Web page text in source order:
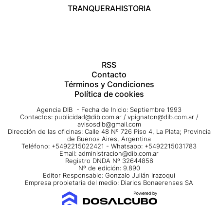
TRANQUERAHISTORIA
RSS
Contacto
Términos y Condiciones
Política de cookies
Agencia DIB - Fecha de Inicio: Septiembre 1993
Contactos: publicidad@dib.com.ar / vpignaton@dib.com.ar /
avisosdib@gmail.com
Dirección de las oficinas: Calle 48 Nº 726 Piso 4, La Plata; Provincia
de Buenos Aires, Argentina
Teléfono: +5492215022421 - Whatsapp: +5492215031783
Email: administracion@dib.com.ar
Registro DNDA Nº 32644856
Nº de edición: 9.890
Editor Responsable: Gonzalo Julián Irazoqui
Empresa propietaria del medio: Diarios Bonaerenses SA